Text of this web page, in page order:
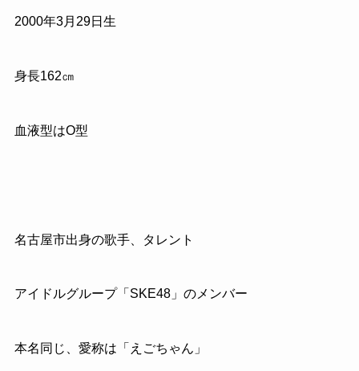
2000年3月29日生
身長162㎝
血液型はO型
名古屋市出身の歌手、タレント
アイドルグループ「SKE48」のメンバー
本名同じ、愛称は「えごちゃん」